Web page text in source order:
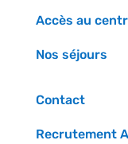
Accès au
Nos séjours
Contact
Recrutement